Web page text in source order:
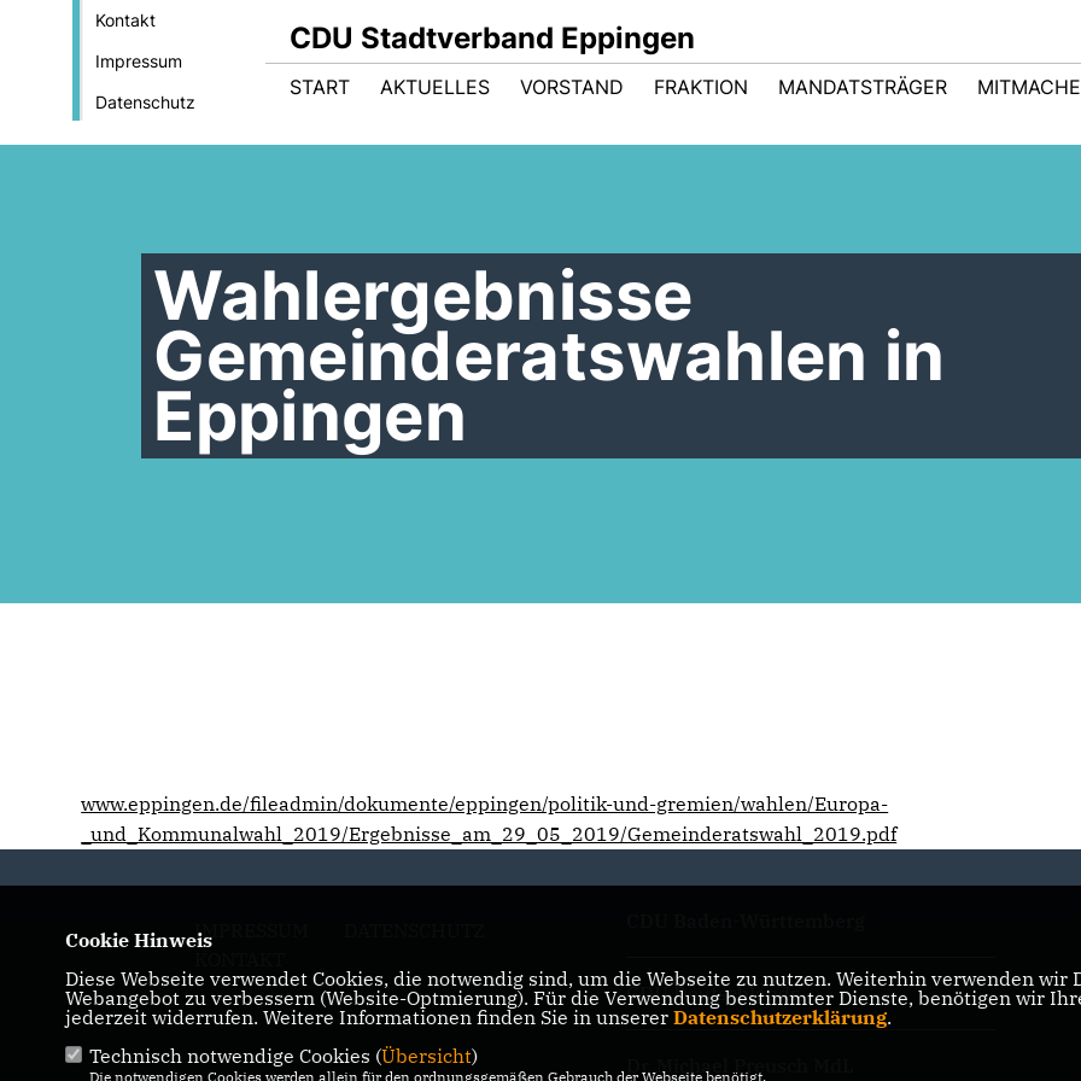
Kontakt
Impressum
Datenschutz
CDU Stadtverband Eppingen
START AKTUELLES VORSTAND FRAKTION MANDATSTRÄGER
Wahlergebnisse
Gemeinderatswahlen in
Eppingen
www.eppingen.de/fileadmin/dokumente/eppingen/politik-und-gremien/wahlen/Europa-
_und_Kommunalwahl_2019/Ergebnisse_am_29_05_2019/Gemeinderatswahl_2019.pdf
IMPRESSUM
CDU Deutschlands
Dr. Michael Preusch MdL
Cookie Hinweis
Diese Webseite verwendet Cookies, die notwendig sind, um die Webseite zu nutzen. Weiterhin verwenden
Webangebot zu verbessern (Website-Optmierung). Für die Verwendung bestimmter Dienste, benötigen wir
jederzeit widerrufen. Weitere Informationen finden Sie in unserer Datenschutzerklärung.
Technisch notwendige Cookies (Übersicht)
Die notwendigen Cookies werden allein für den ordnungsgemäßen Gebrauch der Webseite benötigt.